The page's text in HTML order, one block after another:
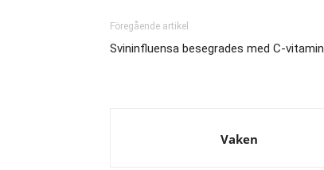
Föregående artikel
Svininfluensa besegrades med C-vitamin
Vaken